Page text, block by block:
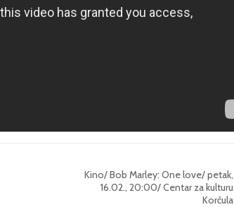
Kino/ Bob Marley: One love/ petak,
16.02., 20:00/ Centar za kulturu
Korčula